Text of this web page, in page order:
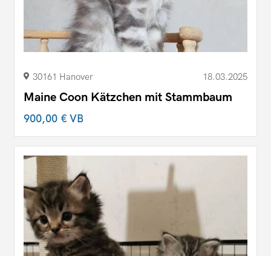
30161 Hanover 18.03.2025
Maine Coon Kätzchen mit Stammbaum
900,00 €VB